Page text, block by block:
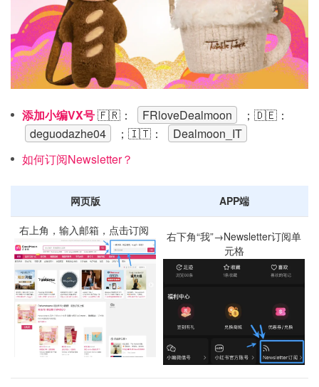
添加小编VX号🇫🇷： FRloveDealmoon
；🇩🇪：
deguodazhe04
；🇮🇹：
Dealmoon_IT
如何订阅Newsletter？
网页版 APP端
右上角，输入邮箱，点击订阅
右下角“我”→Newsletter订阅单
元格